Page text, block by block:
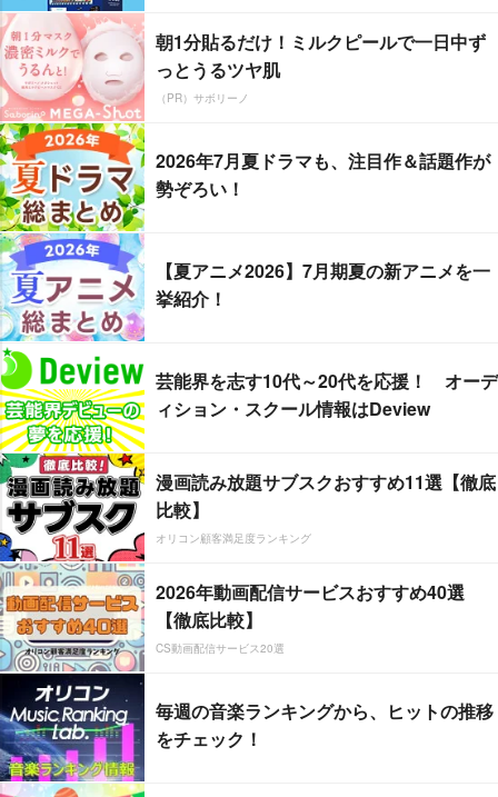
朝1分貼るだけ！ミルクピールで一日中ず
っとうるツヤ肌
（PR）サボリーノ
2026年7月夏ドラマも、注目作＆話題作が
勢ぞろい！
【夏アニメ2026】7月期夏の新アニメを一
挙紹介！
芸能界を志す10代～20代を応援！ オーデ
ィション・スクール情報はDeview
漫画読み放題サブスクおすすめ11選【徹底
比較】
オリコン顧客満足度ランキング
2026年動画配信サービスおすすめ40選
【徹底比較】
CS動画配信サービス20選
毎週の音楽ランキングから、ヒットの推移
をチェック！